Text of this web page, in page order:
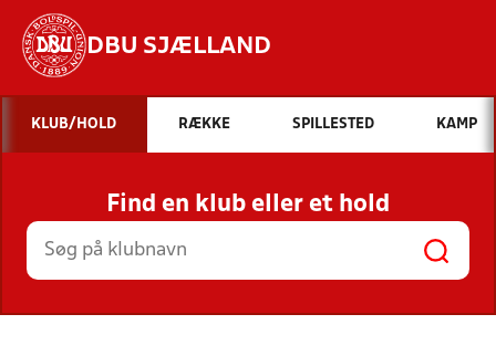
DBU SJÆLLAND
Hvad vil du søge efter?
INDHOLD OG NYHEDER
STILLINGER, RESULTATER, KLUBBER OG
HOLD
KLUB/HOLD RÆKKE SPILLESTED KAMP
Find en klub eller et hold